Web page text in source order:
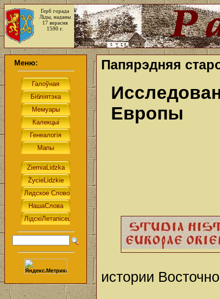
Герб горада
Ліды, наданы
17 верасня
1590 г.
Меню: Папярэдняя
Европы
истории